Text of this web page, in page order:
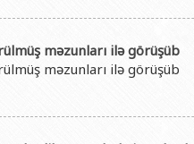
məzunları ilə görüşüb
məzunları ilə görüşüb